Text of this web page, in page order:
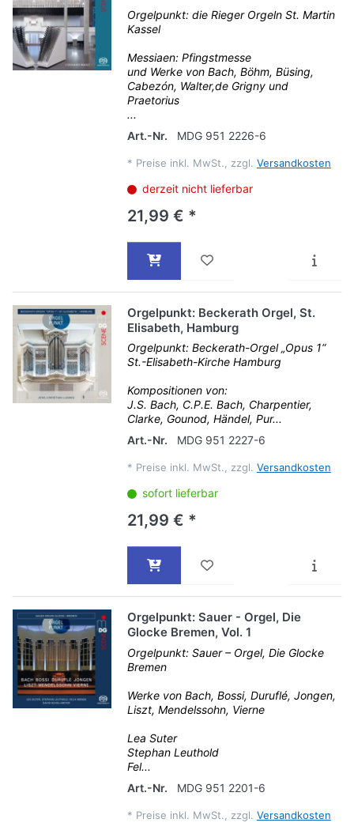
Orgelpunkt: die Rieger Orgeln St. Martin
Kassel
Messiaen: Pfingstmesse
und Werke von Bach, Böhm, Büsing,
Cabezón, Walter,de Grigny und
Praetorius
...
Art.-Nr.
MDG 951 2226-6
* Preise inkl. MwSt., zzgl. Versandkosten
derzeit nicht lieferbar
21,99 € *
Orgelpunkt: Beckerath Orgel, St.
Elisabeth, Hamburg
Orgelpunkt: Beckerath-Orgel „Opus 1“
St.-Elisabeth-Kirche Hamburg
Kompositionen von:
J.S. Bach, C.P.E. Bach, Charpentier,
Clarke, Gounod, Händel, Pur...
Art.-Nr.
MDG 951 2227-6
* Preise inkl. MwSt., zzgl. Versandkosten
sofort lieferbar
21,99 € *
Orgelpunkt: Sauer - Orgel, Die
Glocke Bremen, Vol. 1
Orgelpunkt: Sauer – Orgel, Die Glocke
Bremen
Werke von Bach, Bossi, Duruflé, Jongen,
Liszt, Mendelssohn, Vierne
Lea Suter
Stephan Leuthold
Fel...
Art.-Nr.
MDG 951 2201-6
* Preise inkl. MwSt., zzgl. Versandkosten